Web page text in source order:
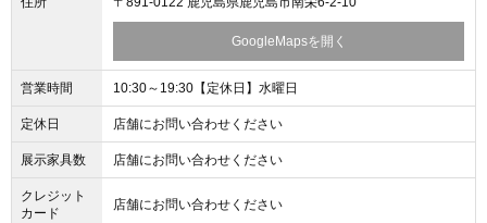
GoogleMapsを開く
営業時間 10:30～19:30【定休日】水曜日
定休日 店舗にお問い合わせください
展示家具数 店舗にお問い合わせください
クレジット
カード
店舗にお問い合わせください